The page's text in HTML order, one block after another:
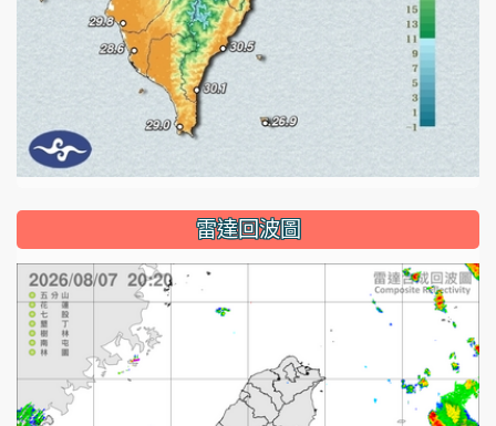
雷達回波圖